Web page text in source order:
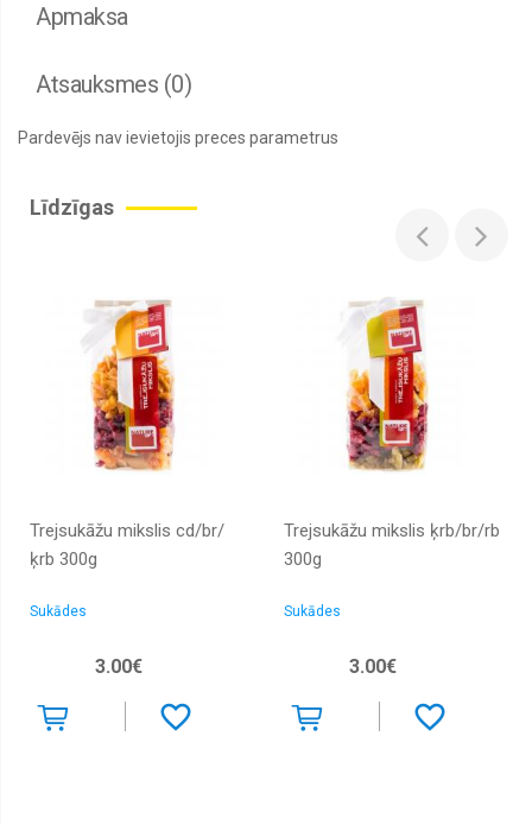
Apmaksa
Atsauksmes (0)
Pardevējs nav ievietojis preces parametrus
Līdzīgas
Trejsukāžu mikslis cd/br/
ķrb 300g
Sukādes
3.00€
Trejsukāžu mikslis ķrb/br/rb
300g
Sukādes
3.00€